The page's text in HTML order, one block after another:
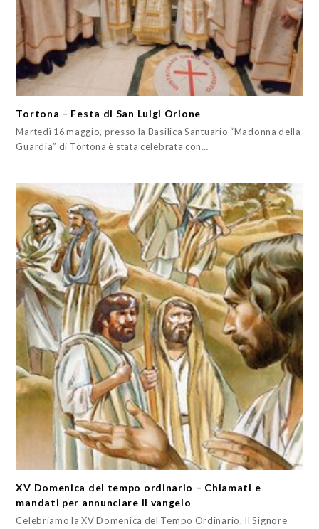
Tortona – Festa di San Luigi Orione
Martedì 16 maggio, presso la Basilica Santuario “Madonna della
Guardia” di Tortona è stata celebrata con…
XV Domenica del tempo ordinario – Chiamati e
mandati per annunciare il vangelo
Celebriamo la XV Domenica del Tempo Ordinario. Il Signore